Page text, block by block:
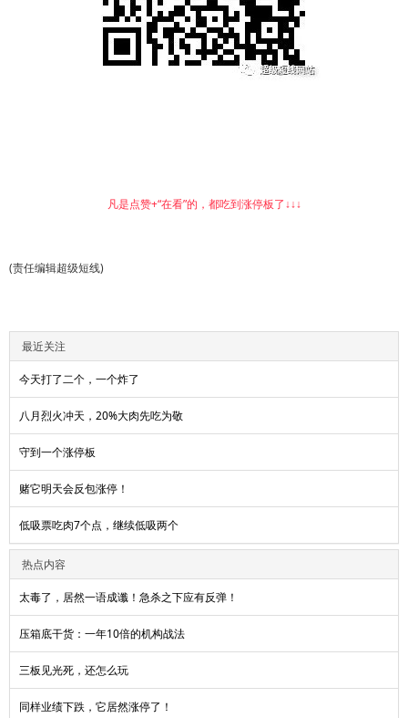
凡是点赞+“在看”的，都吃到涨停板了↓↓↓
(责任编辑超级短线)
最近关注
今天打了二个，一个炸了
八月烈火冲天，20%大肉先吃为敬
守到一个涨停板
赌它明天会反包涨停！
低吸票吃肉7个点，继续低吸两个
热点内容
太毒了，居然一语成谶！急杀之下应有反弹！
压箱底干货：一年10倍的机构战法
三板见光死，还怎么玩
同样业绩下跌，它居然涨停了！